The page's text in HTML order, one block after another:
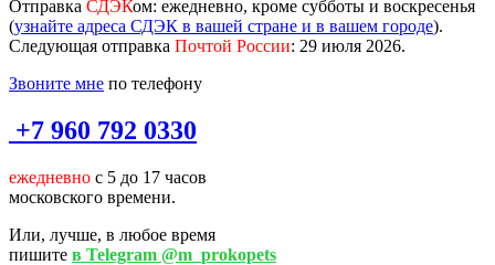
Отправка СДЭКом: ежедневно, кроме субботы и воскресенья
(узнайте адреса СДЭК в вашей стране и в вашем городе).
Следующая отправка Почтой России: 29 июля 2026.
Звоните мне по телефону
+7 960 792 0330
ежедневно с 5 до 17 часов
московского времени.
Или, лучше, в любое время
пишите в Telegram @m_prokopets